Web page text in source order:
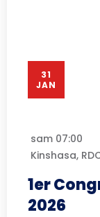
31
JAN
sam 07:00
Kinshasa,
1er
2026